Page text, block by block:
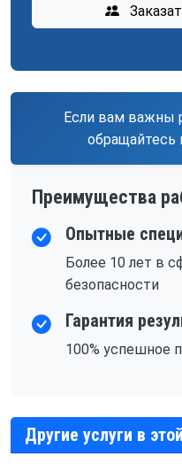
Если вам важны
обращайтесь
Преимущества
Опытные
Более 10 лет в
безопасности
Гарантия
100% успешное
Другие услуги в